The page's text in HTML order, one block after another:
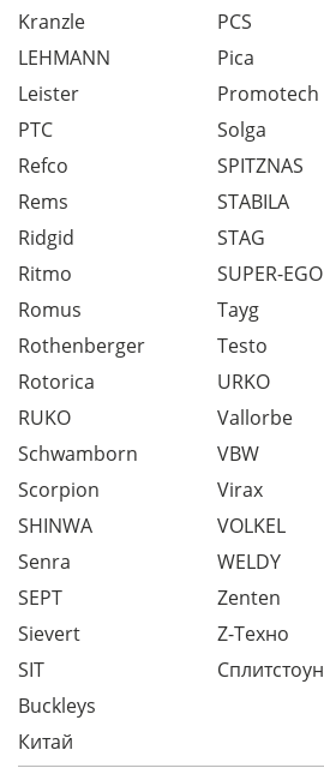
Kranzle
LEHMANN
Leister
PCS
Pica
Promotech
PTC
Refco
Rems
Ridgid
Ritmo
Romus
Rothenberger
Rotorica
RUKO
Schwamborn
Scorpion
SHINWA
Senra
SEPT
Sievert
SIT
Solga
SPITZNAS
STABILA
STAG
SUPER-EGO
Tayg
Testo
URKO
Vallorbe
VBW
Virax
VOLKEL
WELDY
Zenten
Z-Техно
Сплитстоун
Buckleys
Китай